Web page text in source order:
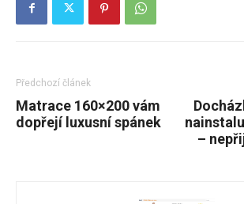
Předchozí článek
Matrace 160×200 vám
dopřejí luxusní spánek
–